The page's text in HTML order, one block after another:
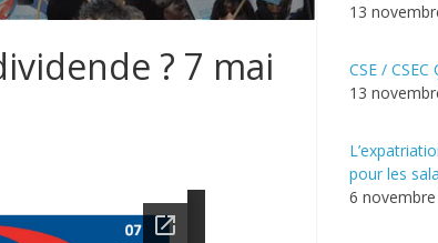
? 7 mai
13
CSE / CSEC
13
pour les
6